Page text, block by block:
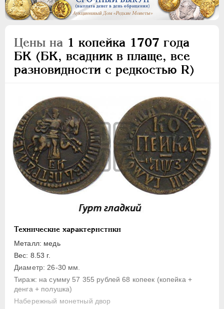
Цены на 1 копейка 1707 года
БК (БК, всадник в плаще, все
разновидности с редкостью R)
Технические характеристики
Металл: медь
Вес: 8.53 г.
Диаметр: 26-30 мм.
Тираж: на сумму 57 355 рублей 68 копеек (копейка +
денга + полушка)
Набережный монетный двор
ПEТР I 1699 - 1725
Серебро
Медь
5 копеек
Полушка
Полполушки
Пробные
Для Речи Посполитой
Монетовидные жетоны
ЕКАТЕРИНА I 1725-1727
1727-1729
АННА ИОАННОВНА
ИОАНН АНТОНОВИЧ
ЕЛИЗАВЕТА
ПЕТР III 1762-1762
ЕКАТЕРИНА II 1762-1796
ПАВЕЛ I
1796-1801